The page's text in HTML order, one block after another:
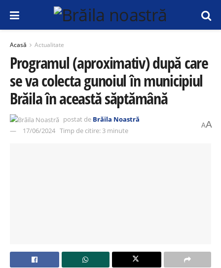
Acasă Actualitate
Programul (aproximativ) după care
se va colecta gunoiul în municipiul
Brăila în această săptămână
postat de Brăila Noastră
17/06/2024 Timp de citire: 3 minute
AA